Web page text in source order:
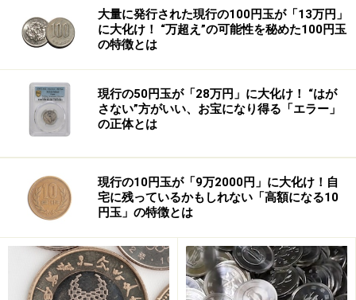
相手のeez（排他的経済水域）に侵入したら捕ま
る？
eez（排他的経済水域）で科学調査をすることは違
法ですか？
eez（排他的経済水域）とは？定義を解説
大量に発行された現行の100円玉が「13万円」
に大化け！ “万超え”の可能性を秘めた100円玉
の特徴とは
現行の50円玉が「28万円」に大化け！ “はが
さない”方がいい、お宝になり得る「エラー」
の正体とは
現行の10円玉が「9万2000円」に大化け！自
宅に残っているかもしれない「高額になる10
円玉」の特徴とは